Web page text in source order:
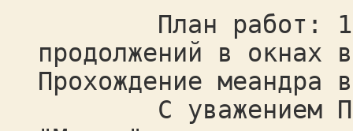
План работ: 1.
продолжений в окнах
Прохождение меандра
С уважением